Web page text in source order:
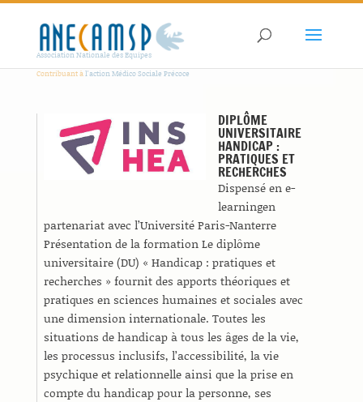
Association Nationale des Equipes
Contribuant àl'action Médico Sociale Précoce
DIPLÔME
UNIVERSITAIRE
HANDICAP :
PRATIQUES ET
RECHERCHES
Dispensé en e-
learningen
partenariat avec l’Université Paris-Nanterre
Présentation de la formation Le diplôme
universitaire (DU) « Handicap : pratiques et
recherches » fournit des apports théoriques et
pratiques en sciences humaines et sociales avec
une dimension internationale. Toutes les
situations de handicap à tous les âges de la vie,
les processus inclusifs, l’accessibilité, la vie
psychique et relationnelle ainsi que la prise en
compte du handicap pour la personne, ses